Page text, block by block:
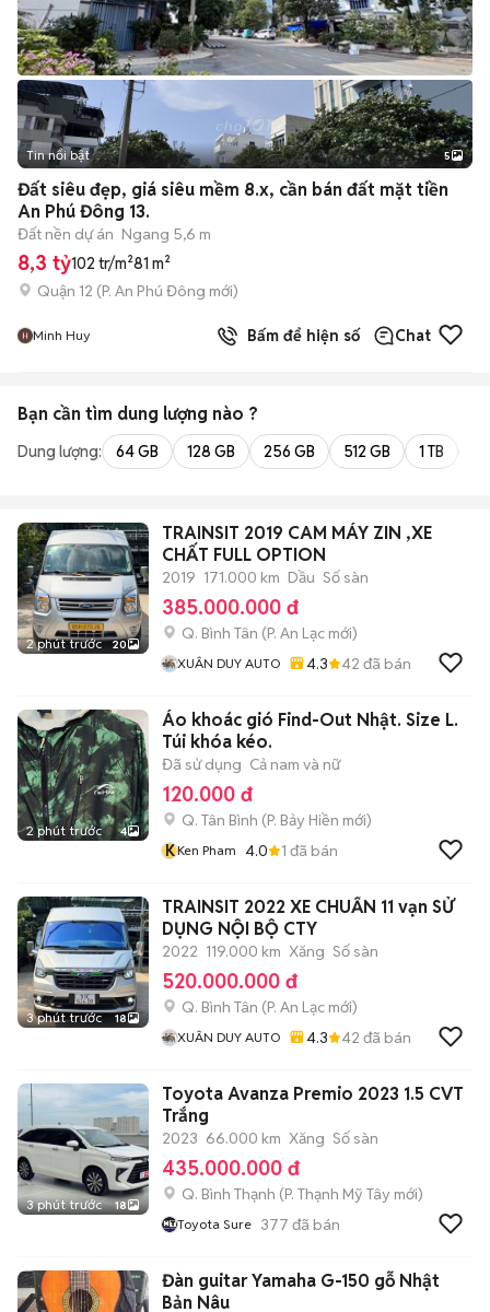
Tin nổi bật 5
Đất siêu đẹp, giá siêu mềm 8.x, cần bán đất mặt tiền
An Phú Đông 13.
Đất nền dự án Ngang 5,6 m
8,3 tỷ102 tr/m²81 m²
Quận 12 (P. An Phú Đông mới)
Minh Huy Bấm để hiện số Chat
Bạn cần tìm dung lượng nào ?
Dung lượng: 64 GB 128 GB 256 GB 512 GB 1 TB
2 phút trước 20
TRAINSIT 2019 CAM MÁY ZIN ,XE
CHẤT FULL OPTION
2019 171.000 km Dầu Số sàn
385.000.000 đ
Q. Bình Tân (P. An Lạc mới)
XUÂN DUY AUTO 4.3 42 đã bán
2 phút trước 4
Áo khoác gió Find-Out Nhật. Size L.
Túi khóa kéo.
Đã sử dụng Cả nam và nữ
120.000 đ
Q. Tân Bình (P. Bảy Hiền mới)
KKen Pham 4.0 1 đã bán
3 phút trước 18
TRAINSIT 2022 XE CHUẨN 11 vạn SỬ
DỤNG NỘI BỘ CTY
2022 119.000 km Xăng Số sàn
520.000.000 đ
Q. Bình Tân (P. An Lạc mới)
XUÂN DUY AUTO 4.3 42 đã bán
3 phút trước 18
Toyota Avanza Premio 2023 1.5 CVT
Trắng
2023 66.000 km Xăng Số sàn
435.000.000 đ
Q. Bình Thạnh (P. Thạnh Mỹ Tây mới)
Toyota Sure 377 đã bán
Đàn guitar Yamaha G-150 gỗ Nhật
Bản Nâu